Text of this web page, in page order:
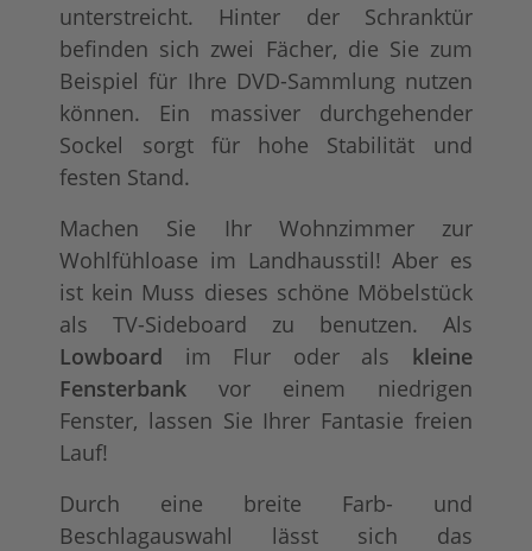
unterstreicht. Hinter der Schranktür
befinden sich zwei Fächer, die Sie zum
Beispiel für Ihre DVD-Sammlung nutzen
können. Ein massiver durchgehender
Sockel sorgt für hohe Stabilität und
festen Stand.
Machen Sie Ihr Wohnzimmer zur
Wohlfühloase im Landhausstil! Aber es
ist kein Muss dieses schöne Möbelstück
als TV-Sideboard zu benutzen. Als
Lowboard im Flur oder als kleine
Fensterbank vor einem niedrigen
Fenster, lassen Sie Ihrer Fantasie freien
Lauf!
Durch eine breite Farb- und
Beschlagauswahl lässt sich das